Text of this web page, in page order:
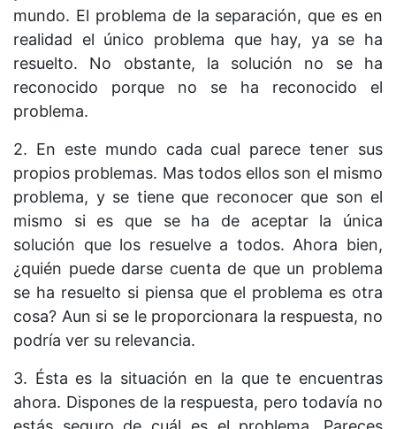
mundo. El problema de la separación, que es en
realidad el único problema que hay, ya se ha
resuelto. No obstante, la solución no se ha
reconocido porque no se ha reconocido el
problema.
2. En este mundo cada cual parece tener sus
propios problemas. Mas todos ellos son el mismo
problema, y se tiene que reconocer que son el
mismo si es que se ha de aceptar la única
solución que los resuelve a todos. Ahora bien,
¿quién puede darse cuenta de que un problema
se ha resuelto si piensa que el problema es otra
cosa? Aun si se le proporcionara la respuesta, no
podría ver su relevancia.
3. Ésta es la situación en la que te encuentras
ahora. Dispones de la respuesta, pero todavía no